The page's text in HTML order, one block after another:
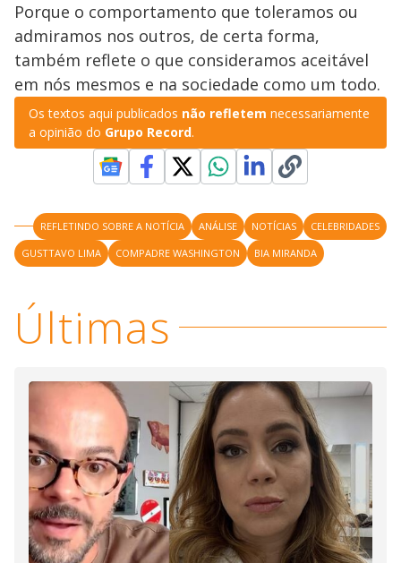
Porque o comportamento que toleramos ou
admiramos nos outros, de certa forma,
também reflete o que consideramos aceitável
em nós mesmos e na sociedade como um todo.
Os textos aqui publicados não refletem necessariamente
a opinião do Grupo Record.
REFLETINDO SOBRE A NOTÍCIA ANÁLISE NOTÍCIAS
CELEBRIDADES
GUSTTAVO LIMA
COMPADRE WASHINGTON BIA MIRANDA
Últimas